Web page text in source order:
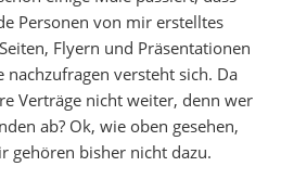
Personen von mir erstelltes
Flyern und Präsentationen
versteht sich. Da
Verträge nicht weiter, denn wer
ab? Ok, wie oben gesehen,
gehören bisher nicht dazu.